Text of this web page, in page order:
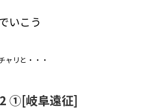
いこう
ャリと・・・
①[岐阜遠征]